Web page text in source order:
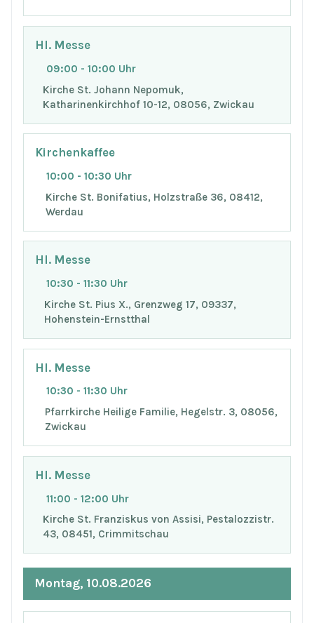
Hl. Messe
09:00 - 10:00 Uhr
Kirche St. Johann Nepomuk,
Katharinenkirchhof 10-12, 08056, Zwickau
Kirchenkaffee
10:00 - 10:30 Uhr
Kirche St. Bonifatius, Holzstraße 36, 08412,
Werdau
Hl. Messe
10:30 - 11:30 Uhr
Kirche St. Pius X., Grenzweg 17, 09337,
Hohenstein-Ernstthal
Hl. Messe
10:30 - 11:30 Uhr
Pfarrkirche Heilige Familie, Hegelstr. 3, 08056,
Zwickau
Hl. Messe
11:00 - 12:00 Uhr
Kirche St. Franziskus von Assisi, Pestalozzistr.
43, 08451, Crimmitschau
Montag, 10.08.2026